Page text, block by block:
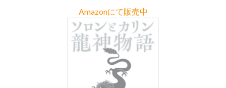
Amazonにて販売中